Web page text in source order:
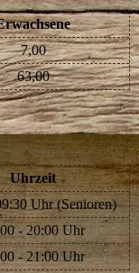
7,00
63,00
Uhrzeit
Uhr (Senioren)
- 20:00 Uhr
- 21:00 Uhr